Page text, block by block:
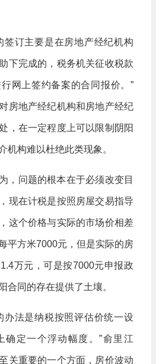
订主要是在房地产经纪机构
下完成的，税务机关征收税款
网上签约备案的合同报价。”
房地产经纪机构和房地产经纪
，在一定程度上可以限制阴阳
机构难以杜绝此类现象。
问题的根本在于必须改变目
现在计税是按照房屋交易指导
这个价格与实际的市场价相差
平方米7000元，但是实际的房
万元，可是按7000元申报政
合同的存在提供了土壤。
法是纳税按照评估价统一设
确定一个浮动幅度。”俞里江
关重要的一个方面，房价波动